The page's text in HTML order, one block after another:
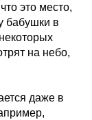
это место,
бабушки в
на небо,
даже в